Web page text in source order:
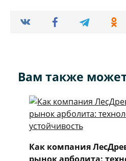
Вам также
Как компания
рынок арболита: